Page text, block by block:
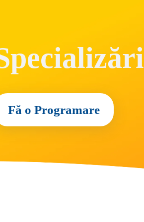
Fă o Programare